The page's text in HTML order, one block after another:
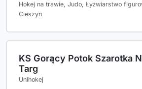
Hokej na trawie, Judo, Łyżwiarstwo
Cieszyn
KS Gorący Potok Szarotka
Targ
Unihokej